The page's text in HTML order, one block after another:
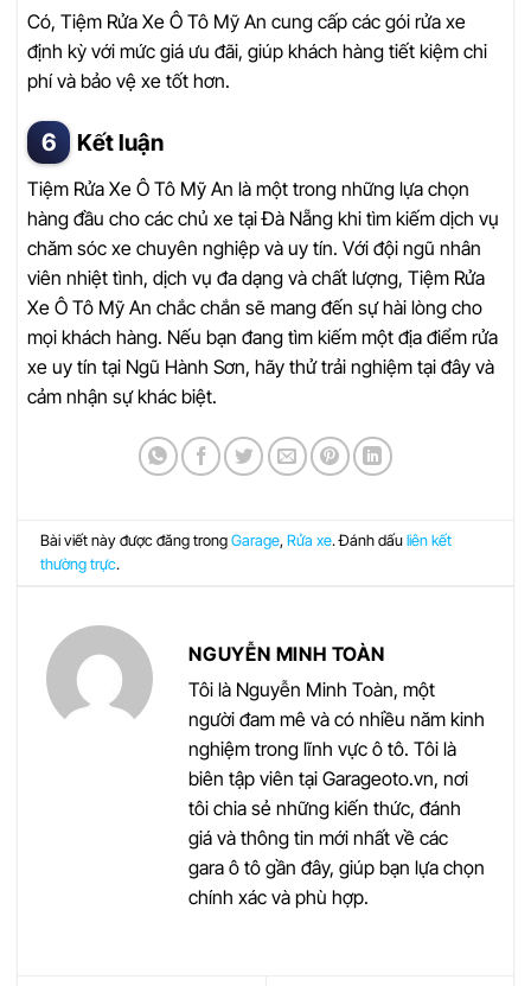
Có, Tiệm Rửa Xe Ô Tô Mỹ An cung cấp các gói rửa xe
định kỳ với mức giá ưu đãi, giúp khách hàng tiết kiệm chi
phí và bảo vệ xe tốt hơn.
Kết luận
Tiệm Rửa Xe Ô Tô Mỹ An là một trong những lựa chọn
hàng đầu cho các chủ xe tại Đà Nẵng khi tìm kiếm dịch vụ
chăm sóc xe chuyên nghiệp và uy tín. Với đội ngũ nhân
viên nhiệt tình, dịch vụ đa dạng và chất lượng, Tiệm Rửa
Xe Ô Tô Mỹ An chắc chắn sẽ mang đến sự hài lòng cho
mọi khách hàng. Nếu bạn đang tìm kiếm một địa điểm rửa
xe uy tín tại Ngũ Hành Sơn, hãy thử trải nghiệm tại đây và
cảm nhận sự khác biệt.
Bài viết này được đăng trongGarage,Rửa xe. Đánh dấuliên kết
thường trực.
NGUYỄN MINH TOÀN
Tôi là Nguyễn Minh Toàn, một
người đam mê và có nhiều năm kinh
nghiệm trong lĩnh vực ô tô. Tôi là
biên tập viên tại Garageoto.vn, nơi
tôi chia sẻ những kiến thức, đánh
giá và thông tin mới nhất về các
gara ô tô gần đây, giúp bạn lựa chọn
chính xác và phù hợp.